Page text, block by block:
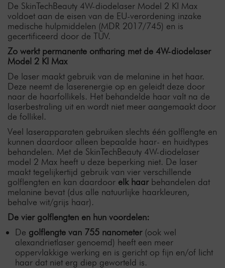
De SkinTechBeauty 4W-diodelaser Model 2 KI Max
voldoet aan de eisen van de EU-verordening inzake
medische hulpmiddelen (MDR 2017/745) en is
gecertificeerd door de TÜV.
Zo werkt permanente ontharing met de 4W-diodelaser
Model 2 KI Max
De laser maakt gebruik van de melanine in het haar.
Deze neemt de laserenergie op en geleidt deze door
naar de haarfollikels. Het behandelde haar valt na de
laserbestraling uit en wordt niet meer aangemaakt door
de follikel.
Veel laserapparaten gebruiken slechts één golflengte en
kunnen daardoor alleen bepaalde haar- en huidtypes
behandelen. Met de SkinTechBeauty 4W-diodelaser
model 2 Max heeft u deze beperking niet. De laser
maakt tegelijkertijd gebruik van vier verschillende
golflengten en kan daardoor elk haarbehandelen dat
melanine bevat (dus alle natuurlijke haarkleuren,
behalve wit/grijs haar).
De vier golflengten en hun voordelen:
De golflengte van 755 nanometer (ook wel
alexandrietlaser genoemd) heeft een meer
oppervlakkige werking en is gericht op fijn en/of licht
haar dat niet erg diep geworteld is.